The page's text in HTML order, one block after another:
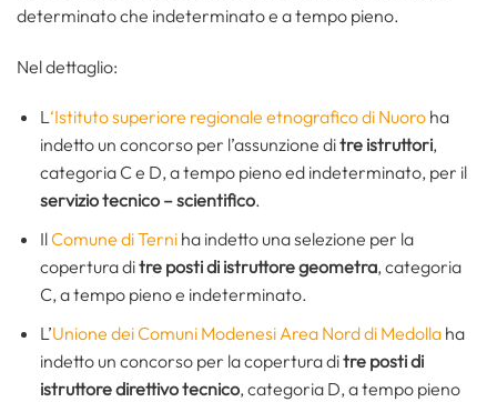
determinato che indeterminato e a tempo pieno.
Nel dettaglio:
L‘Istituto superiore regionale etnografico di Nuoro ha
indetto un concorso per l’assunzione ditre istruttori,
categoria C e D, a tempo pieno ed indeterminato, per il
servizio tecnico – scientifico.
IlComune di Terni ha indetto una selezione per la
copertura ditre posti di istruttore geometra, categoria
C, a tempo pieno e indeterminato.
L’Unione dei Comuni Modenesi Area Nord di Medolla ha
indetto un concorso per la copertura ditre posti di
istruttore direttivo tecnico, categoria D, a tempo pieno